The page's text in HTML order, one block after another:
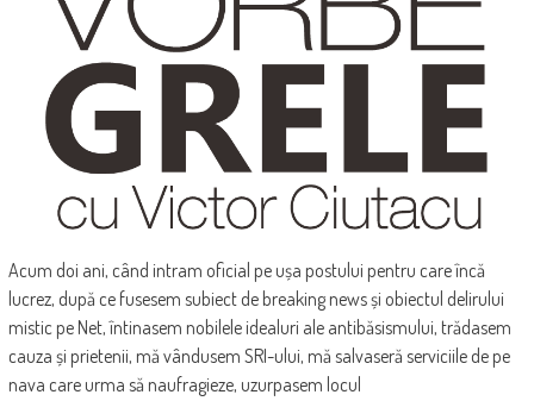
Acum doi ani, când intram oficial pe ușa postului pentru care încă
lucrez, după ce fusesem subiect de breaking news și obiectul delirului
mistic pe Net, întinasem nobilele idealuri ale antibăsismului, trădasem
cauza și prietenii, mă vândusem SRI-ului, mă salvaseră serviciile de pe
nava care urma să naufragieze, uzurpasem locul